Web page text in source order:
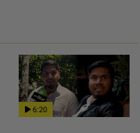
6:20